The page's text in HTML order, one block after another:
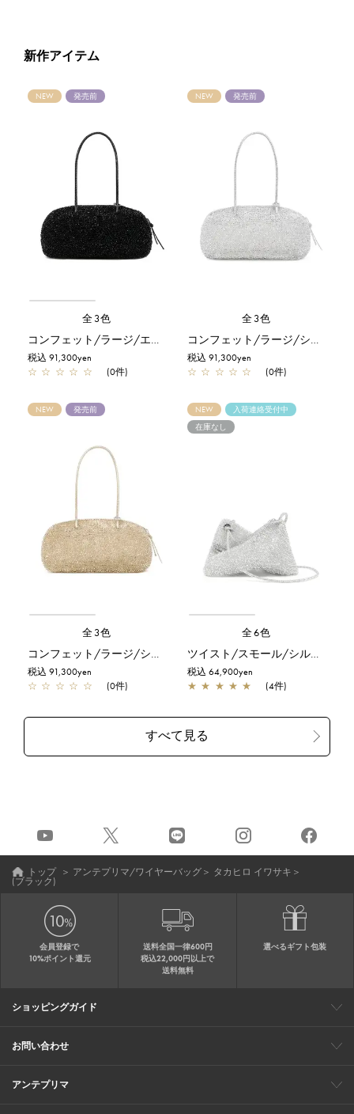
新作アイテム
NEW 発売前
全3色
コンフェット/ラージ/エナメルブラック
税込 91,300yen
☆ ☆ ☆ ☆ ☆ (0件)
NEW 発売前
全3色
コンフェット/ラージ/シルバー
税込 91,300yen
☆ ☆ ☆ ☆ ☆ (0件)
NEW 発売前
全3色
コンフェット/ラージ/シルバーゴールド
税込 91,300yen
☆ ☆ ☆ ☆ ☆ (0件)
NEW
入荷連絡受付中
在庫なし
全6色
ツイスト/スモール/シルバー
税込 64,900yen
★ ★ ★ ★ ★ (4件)
トップ ＞ アンテプリマ/ワイヤーバッグ＞ タカヒロ イワサキ ＞
(ブラック)
会員登録で
10%ポイント還元
送料全国一律600円
税込22,000円以上で
送料無料
選べるギフト包装
ショッピングガイド
会員特典
ご購入・配送について
返品について
ギフト包装
FAQ
サイトマップ
お問い合わせ
メールでのお問い合わせ
お修理についてのお問い合わせ
アンテプリマ